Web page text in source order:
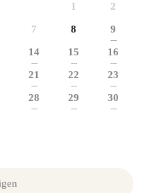
1 2
7 8 9
---
14
---
15
---
16
---
21
---
22
---
23
---
28
---
29
---
30
---